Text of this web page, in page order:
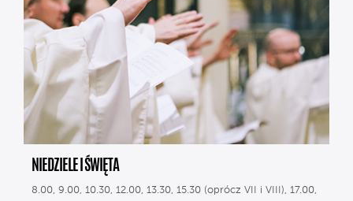
NIEDZIELE I ŚWIĘTA
8.00, 9.00, 10.30, 12.00, 13.30, 15.30 (oprócz VII i VIII), 17.00,